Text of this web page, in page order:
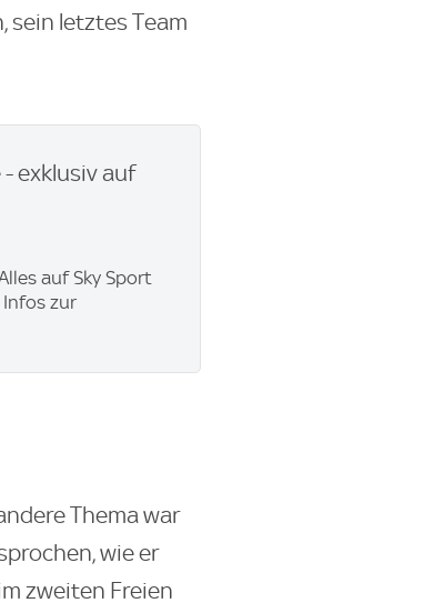
sein letztes Team
- exklusiv auf
auf Sky Sport
Infos zur
Thema war
wie er
zweiten Freien